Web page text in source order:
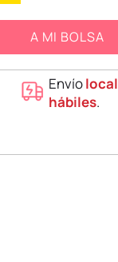
A MI BOLSA
Envíolocal
hábiles.